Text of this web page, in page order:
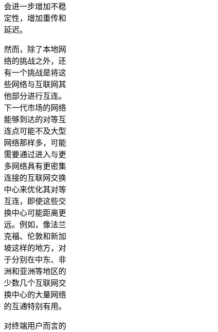
会进一步增加不稳
定性，增加重传和
延迟。
然而，除了本地网
络的挑战之外，还
有一个挑战是将这
些网络与互联网其
他部分进行互连。
下一代市场的网络
能够到达的对等互
连点可能不及大型
网络那样多，可能
需要通过进入与更
多网络具有更密集
连接的互联网交换
中心来优化其对等
互连，即使这些交
换中心可能距离更
远。例如，像法兰
克福、伦敦和新加
坡这样的地方，对
于分别在中东、非
洲和亚洲等地区的
少数几个互联网交
换中心的大量网络
的互通特别有用。
对终端用户而言的